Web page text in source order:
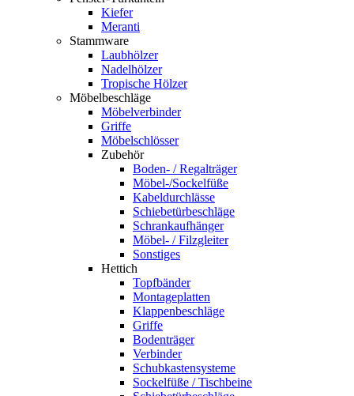
Kiefer
Meranti
Stammware
Laubhölzer
Nadelhölzer
Tropische Hölzer
Möbelbeschläge
Möbelverbinder
Griffe
Möbelschlösser
Zubehör
Boden- / Regalträger
Möbel-/Sockelfüße
Kabeldurchlässe
Schiebetürbeschläge
Schrankaufhänger
Möbel- / Filzgleiter
Sonstiges
Hettich
Topfbänder
Montageplatten
Klappenbeschläge
Griffe
Bodenträger
Verbinder
Schubkastensysteme
Sockelfüße / Tischbeine